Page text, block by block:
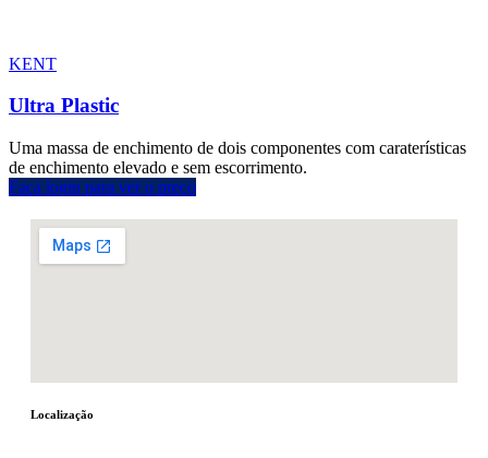
KENT
Ultra Plastic
Uma massa de enchimento de dois componentes com caraterísticas
de enchimento elevado e sem escorrimento.
Faça login para ver o preço
Localização